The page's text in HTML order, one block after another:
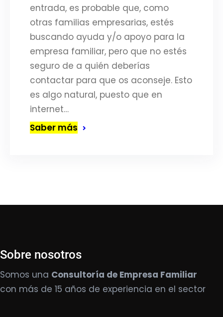
entrada, es probable que, como
otras familias empresarias, estés
buscando ayuda y/o apoyo para la
empresa familiar, pero que no estés
seguro de a quién deberías
contactar para que os aconseje. Esto
es algo natural, puesto que en
internet…
Saber más
Sobre nosotros
Somos una Consultoría de Empresa Familiar
con más de 15 años de experiencia en el sector